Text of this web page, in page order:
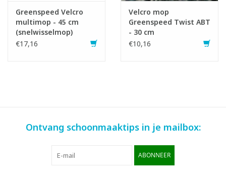
Greenspeed Velcro
multimop - 45 cm
(snelwisselmop)
€17,16
Velcro mop
Greenspeed Twist ABT
- 30 cm
€10,16
Ontvang schoonmaaktips in je mailbox:
ABONNEER